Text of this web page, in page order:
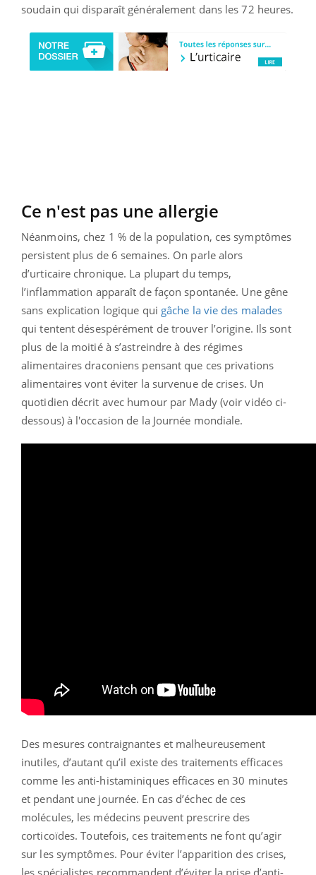
soudain qui disparaît généralement dans les 72 heures.
Ce n'est pas une allergie
Néanmoins, chez 1 % de la population, ces symptômes
persistent plus de 6 semaines. On parle alors
d’urticaire chronique. La plupart du temps,
l’inflammation apparaît de façon spontanée. Une gêne
sans explication logique qui gâche la vie des malades
qui tentent désespérément de trouver l’origine. Ils sont
plus de la moitié à s’astreindre à des régimes
alimentaires draconiens pensant que ces privations
alimentaires vont éviter la survenue de crises. Un
quotidien décrit avec humour par Mady (voir vidéo ci-
dessous) à l'occasion de la Journée mondiale.
Des mesures contraignantes et malheureusement
inutiles, d’autant qu’il existe des traitements efficaces
comme les anti-histaminiques efficaces en 30 minutes
et pendant une journée. En cas d’échec de ces
molécules, les médecins peuvent prescrire des
corticoïdes. Toutefois, ces traitements ne font qu’agir
sur les symptômes. Pour éviter l’apparition des crises,
les spécialistes recommandent d’éviter la prise d’anti-